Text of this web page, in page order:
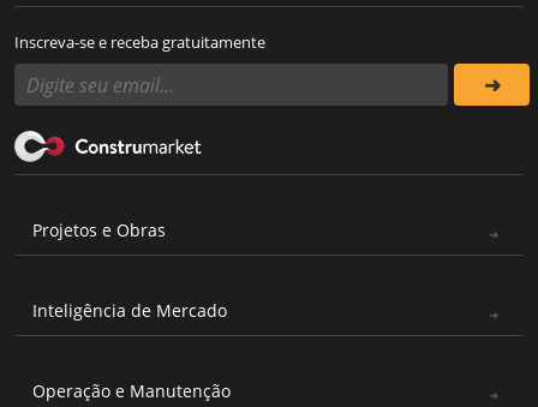
Inscreva-se e receba gratuitamente
Projetos e Obras
Inteligência de Mercado
Operação e Manutenção